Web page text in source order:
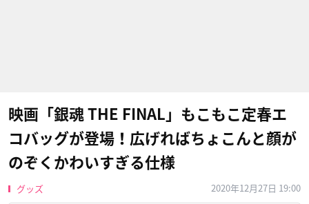
映画「銀魂 THE FINAL」もこもこ定春エ
コバッグが登場！広げればちょこんと顔が
のぞくかわいすぎる仕様
グッズ 2020年12月27日 19:00